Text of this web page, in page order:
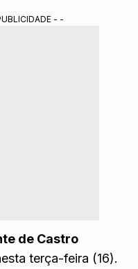
- -
de Castro
terça-feira (16).